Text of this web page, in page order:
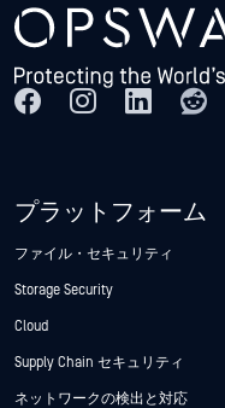
プラットフォーム
ファイル・セキュリティ
Storage Security
Cloud
Supply Chain セキュリティ
ネットワークの検出と対応